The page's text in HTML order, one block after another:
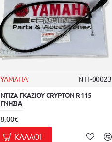
YAMAHA ΝΤΓ-00023
ΝΤΙΖΑ ΓΚΑΖΙΟΥ CRYPTON R 115
ΓΝΗΣΙΑ
8,00€
ΚΑΛΆΘΙ